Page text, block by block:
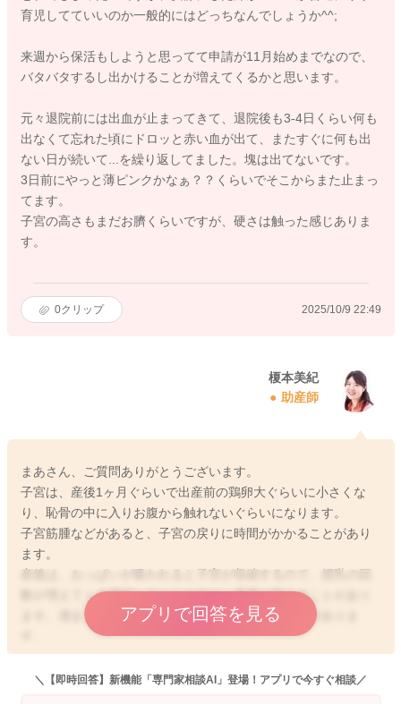
育児してていいのか一般的にはどっちなんでしょうか^^;
来週から保活もしようと思ってて申請が11月始めまでなので、
バタバタするし出かけることが増えてくるかと思います。
元々退院前には出血が止まってきて、退院後も3-4日くらい何も
出なくて忘れた頃にドロッと赤い血が出て、またすぐに何も出
ない日が続いて...を繰り返してました。塊は出てないです。
3日前にやっと薄ピンクかなぁ？？くらいでそこからまた止まっ
てます。
子宮の高さもまだお臍くらいですが、硬さは触った感じありま
す。
0クリップ 2025/10/9 22:49
榎本美紀
助産師
まあさん、ご質問ありがとうございます。
子宮は、産後1ヶ月ぐらいで出産前の鶏卵大ぐらいに小さくな
り、恥骨の中に入りお腹から触れないぐらいになります。
子宮筋腫などがあると、子宮の戻りに時間がかかることがあり
ます。
産後は、おっぱいが吸われると子宮が収縮するので、授乳の回
数が増えてくる退院してからの方が、悪露が増えることがあり
ます。溜まっていたのが出るので、悪露の量には波がありま
活動をした方が子宮の収縮は良くなるので、安静にする必要は
ないので、家事や育児、通常のお出かけなどしていただいて大
アプリで回答を見る
＼【即時回答】新機能「専門家相談AI」登場！アプリで今すぐ相談／